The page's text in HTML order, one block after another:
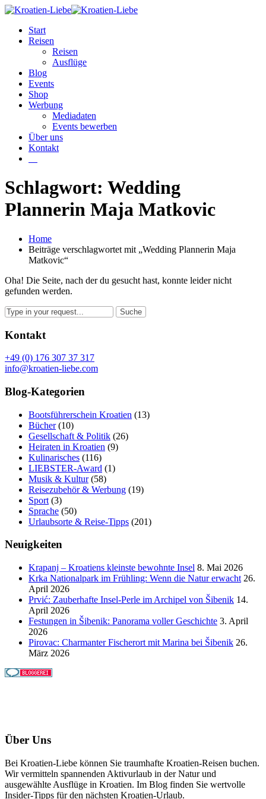
Start
Reisen
Reisen
Ausflüge
Blog
Events
Shop
Werbung
Mediadaten
Events bewerben
Über uns
Kontakt
Schlagwort: Wedding
Plannerin Maja Matkovic
Home
Beiträge verschlagwortet mit „Wedding Plannerin Maja
Matkovic“
Oha! Die Seite, nach der du gesucht hast, konnte leider nicht
gefunden werden.
Kontakt
+49 (0) 176 307 37 317
info@kroatien-liebe.com
Blog-Kategorien
Bootsführerschein Kroatien (13)
Bücher(10)
Gesellschaft & Politik (26)
Heiraten in Kroatien (9)
Kulinarisches (116)
LIEBSTER-Award (1)
Musik & Kultur(58)
Reisezubehör & Werbung (19)
Sport (3)
Sprache (50)
Urlaubsorte & Reise-Tipps (201)
Neuigkeiten
Krapanj – Kroatiens kleinste bewohnte Insel 8. Mai 2026
Krka Nationalpark im Frühling: Wenn die Natur erwacht 26.
April 2026
Prvić: Zauberhafte Insel-Perle im Archipel von Šibenik 14.
April 2026
Festungen in Šibenik: Panorama voller Geschichte 3. April
2026
Pirovac: Charmanter Fischerort mit Marina bei Šibenik 26.
März 2026
Über Uns
Bei Kroatien-Liebe können Sie traumhafte Kroatien-Reisen buchen.
Wir vermitteln spannenden Aktivurlaub in der Natur und
ausgewählte Ausflüge in Kroatien. Im Blog finden Sie wertvolle
Insider-Tipps für den nächsten Kroatien-Urlaub.